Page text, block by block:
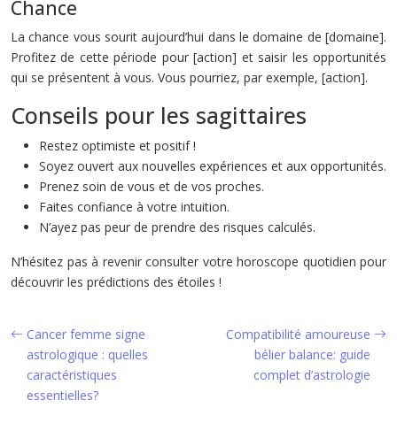
Chance
La chance vous sourit aujourd’hui dans le domaine de [domaine].
Profitez de cette période pour [action] et saisir les opportunités
qui se présentent à vous. Vous pourriez, par exemple, [action].
Conseils pour les sagittaires
Restez optimiste et positif !
Soyez ouvert aux nouvelles expériences et aux opportunités.
Prenez soin de vous et de vos proches.
Faites confiance à votre intuition.
N’ayez pas peur de prendre des risques calculés.
N’hésitez pas à revenir consulter votre horoscope quotidien pour
découvrir les prédictions des étoiles !
Cancer femme signe
astrologique : quelles
caractéristiques
essentielles?
Compatibilité amoureuse
bélier balance: guide
complet d’astrologie